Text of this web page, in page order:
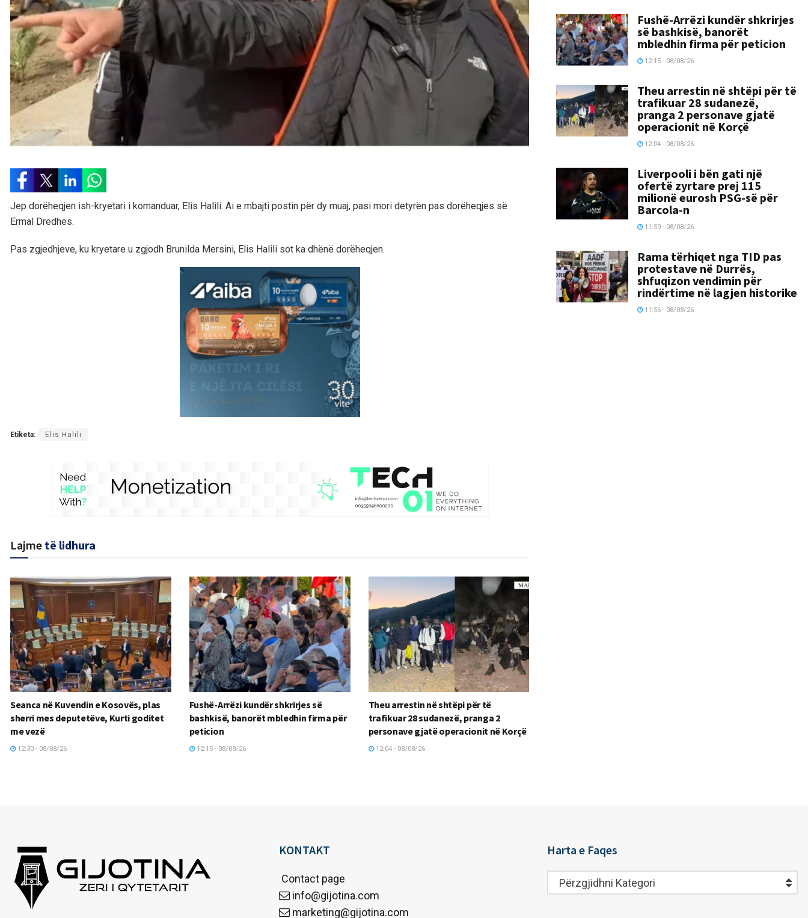
Jep dorëheqjen ish-kryetari i komanduar, Elis Halili. Ai e mbajti postin për dy muaj, pasi mori detyrën pas dorëheqjes së
Ermal Dredhes.
Pas zgjedhjeve, ku kryetare u zgjodh Brunilda Mersini, Elis Halili sot ka dhënë dorëheqjen.
Etiketa: Elis Halili
Lajme të lidhura
Seanca në Kuvendin e Kosovës, plas
sherri mes deputetëve, Kurti goditet
me vezë
12:30 - 08/08/26
Fushë-Arrëzi kundër shkrirjes së
bashkisë, banorët mbledhin firma për
peticion
12:15 - 08/08/26
Theu arrestin në shtëpi për të
trafikuar 28 sudanezë, pranga 2
personave gjatë operacionit në Korçë
12:04 - 08/08/26
Fushë-Arrëzi kundër shkrirjes
së bashkisë, banorët
mbledhin firma për peticion
12:15 - 08/08/26
Theu arrestin në shtëpi për të
trafikuar 28 sudanezë,
pranga 2 personave gjatë
operacionit në Korçë
12:04 - 08/08/26
Liverpooli i bën gati një
ofertë zyrtare prej 115
milionë eurosh PSG-së për
Barcola-n
11:59 - 08/08/26
Rama tërhiqet nga TID pas
protestave në Durrës,
shfuqizon vendimin për
rindërtime në lagjen historike
11:56 - 08/08/26
KONTAKT
Contact page
info@gijotina.com
marketing@gijotina.com
Harta e Faqes
Harta
e
Përzgjidhni Kategori